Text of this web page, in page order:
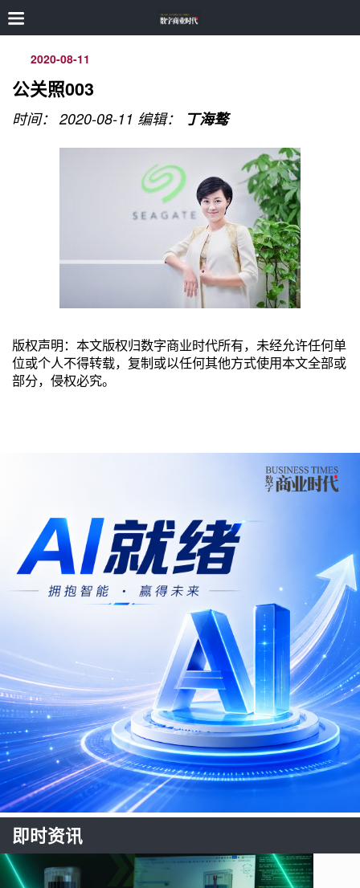
2020-08-11
公关照003
时间： 2020-08-11 编辑： 丁海骜
版权声明：本文版权归数字商业时代所有，未经允许任何单
位或个人不得转载，复制或以任何其他方式使用本文全部或
部分，侵权必究。
即时资讯